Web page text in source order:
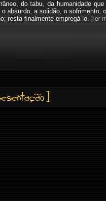
do tabu, da humanidade
absurdo, a solidão, o sofrimento,
resta finalmente empregá-lo. [ler